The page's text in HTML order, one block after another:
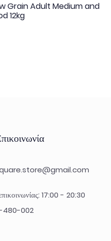
Grain Adult Medium and
12kg
17:00 - 20:30
480-002